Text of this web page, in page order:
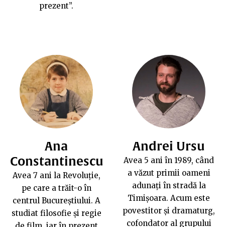
prezent”.
Ana
Constantinescu
Avea 7 ani la Revoluție,
pe care a trăit-o în
centrul Bucureștiului. A
studiat filosofie și regie
Andrei Ursu
Avea 5 ani în 1989, când
a văzut primii oameni
adunați în stradă la
Timișoara. Acum este
povestitor și dramaturg,
cofondator al grupului